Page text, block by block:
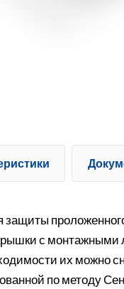
с
их можно
по методу